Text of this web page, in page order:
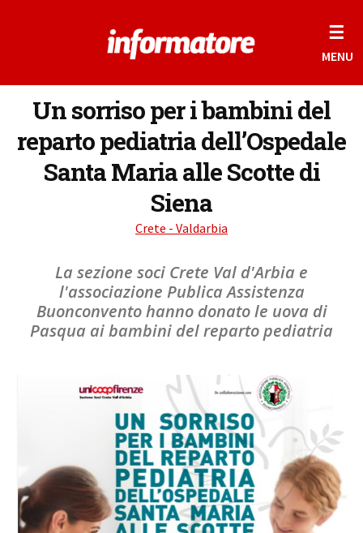
☰
MENU
Un sorriso per i bambini del
reparto pediatria dell’Ospedale
Santa Maria alle Scotte di
Siena
Crete - Valdarbia
La sezione soci Crete Val d'Arbia e
l'associazione Publica Assistenza
Buonconvento hanno donato le uova di
Pasqua ai bambini del reparto pediatria